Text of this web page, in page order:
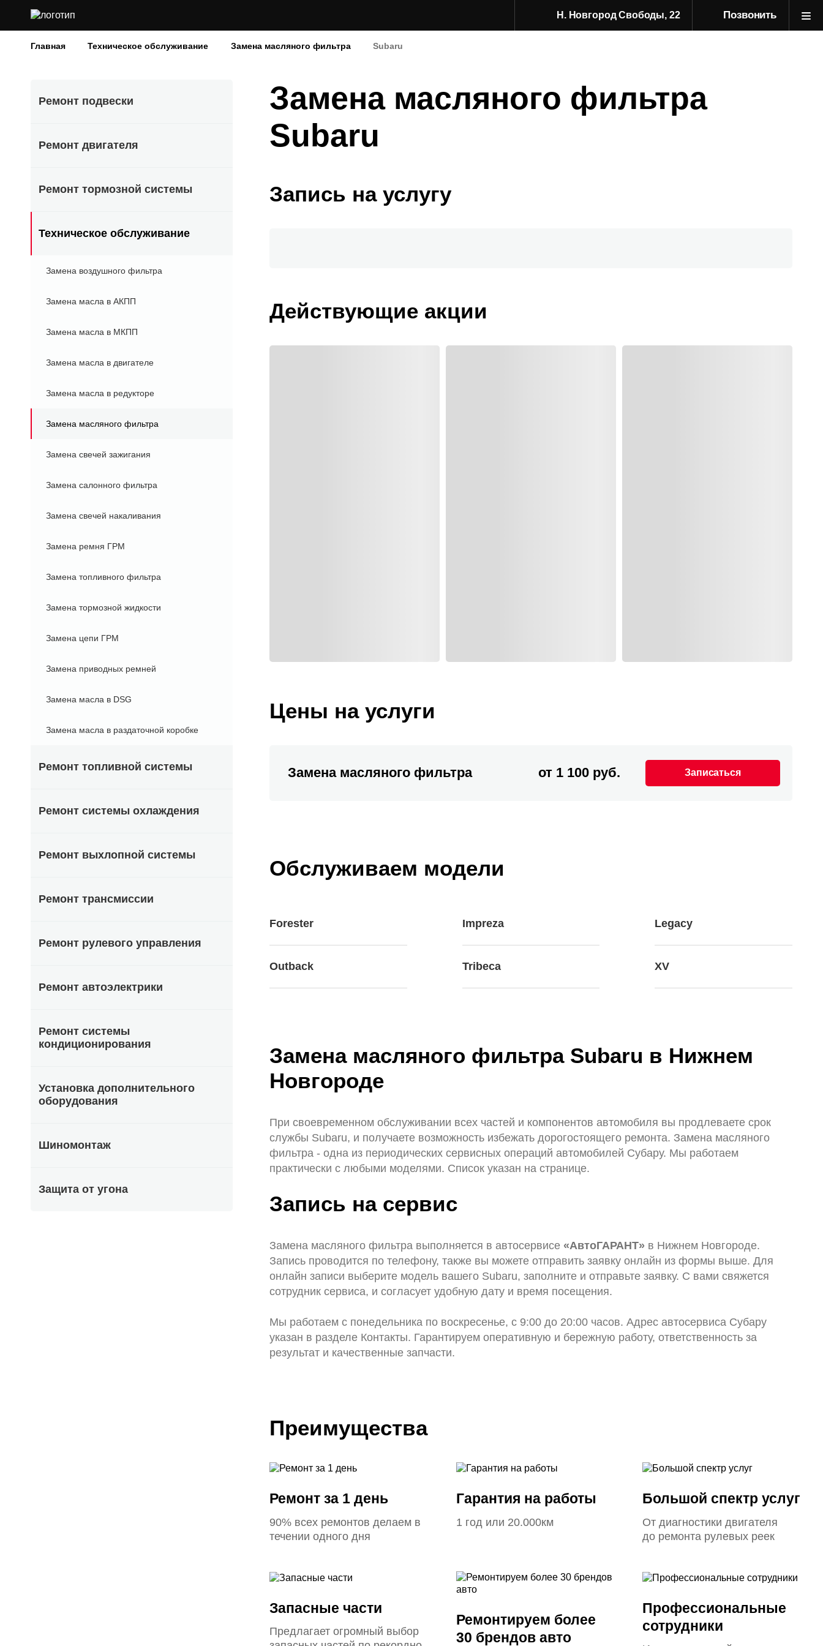
Н. Новгород Свободы, 22 Позвонить
Главная Техническое обслуживание Замена масляного фильтра Subaru
Ремонт подвески
Ремонт двигателя
Ремонт тормозной системы
Техническое обслуживание
Замена воздушного фильтра
Замена масла в АКПП
Замена масла в МКПП
Замена масла в двигателе
Замена масла в редукторе
Замена масляного фильтра
Замена свечей зажигания
Замена салонного фильтра
Замена свечей накаливания
Замена ремня ГРМ
Замена топливного фильтра
Замена тормозной жидкости
Замена цепи ГРМ
Замена приводных ремней
Замена масла в DSG
Замена масла в раздаточной коробке
Ремонт топливной системы
Ремонт системы охлаждения
Ремонт выхлопной системы
Ремонт трансмиссии
Ремонт рулевого управления
Ремонт автоэлектрики
Ремонт системы
кондиционирования
Установка дополнительного
оборудования
Шиномонтаж
Защита от угона
Замена масляного фильтра
Subaru
Запись на услугу
Действующие акции
Цены на услуги
Замена масляного фильтра от 1 100 руб. Записаться
Обслуживаем модели
Forester Impreza Legacy
Outback Tribeca XV
Замена масляного фильтра Subaru в Нижнем
Новгороде
При своевременном обслуживании всех частей и компонентов автомобиля вы продлеваете срок
службы Subaru, и получаете возможность избежать дорогостоящего ремонта. Замена масляного
фильтра - одна из периодических сервисных операций автомобилей Субару. Мы работаем
практически с любыми моделями. Список указан на странице.
Запись на сервис
Замена масляного фильтра выполняется в автосервисе «АвтоГАРАНТ» в Нижнем Новгороде.
Запись проводится по телефону, также вы можете отправить заявку онлайн из формы выше. Для
онлайн записи выберите модель вашего Subaru, заполните и отправьте заявку. С вами свяжется
сотрудник сервиса, и согласует удобную дату и время посещения.
Мы работаем с понедельника по воскресенье, с 9:00 до 20:00 часов. Адрес автосервиса Субару
указан в разделе Контакты. Гарантируем оперативную и бережную работу, ответственность за
результат и качественные запчасти.
Преимущества
Ремонт за 1 день
90% всех ремонтов делаем в
течении одного дня
Гарантия на работы
1 год или 20.000км
Большой спектр услуг
От диагностики двигателя
до ремонта рулевых реек
Запасные части
Предлагает огромный выбор
Ремонтируем более
30 брендов авто
Профессиональные
сотрудники